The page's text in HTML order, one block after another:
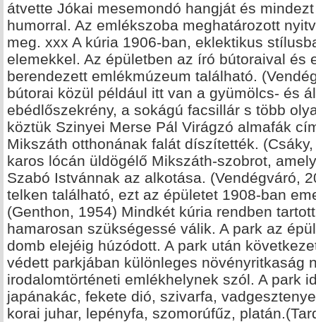
átvette Jókai mesemondó hangját és
humorral. Az emlékszoba meghatározott
meg. xxx A kúria 1906-ban, eklektikus
elemekkel. Az épületben az író bútoraival és
berendezett emlékmúzeum található.
bútorai közül például itt van a gyümölcs- és
ebédlőszekrény, a sokágú facsillár s több
köztük Szinyei Merse Pál Virágzó almafák
Mikszáth otthonának falát díszítették.
karos lócán üldögélő Mikszáth-szobrot,
Szabó Istvánnak az alkotása. (Vendégváró,
telken található, ezt az épületet 1908-ban
(Genthon, 1954) Mindkét kúria rendben
hamarosan szükségessé válik. A park az
domb elejéig húzódott. A park után
védett parkjában különleges növényritkaság
irodalomtörténeti emlékhelynek szól. A park
japánakác, fekete dió, szivarfa,
korai juhar, lepényfa, szomorúfűz,